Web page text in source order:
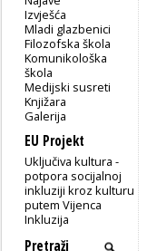
Izvješća
Mladi glazbenici
Filozofska škola
Komunikološka
škola
Medijski susreti
Knjižara
Galerija
EU Projekt
Uključiva kultura -
potpora socijalnoj
inkluziji kroz kulturu
putem Vijenca
Inkluzija